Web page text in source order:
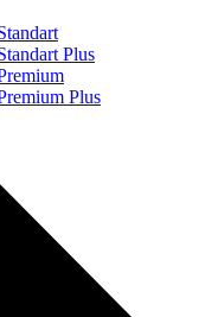
Plus
Plus